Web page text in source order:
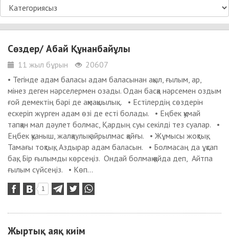
Сөздер/ Абай Құнанбайұлы
11 жыл бұрын
20607
• Тегінде адам баласы адам баласынан ақыл, ғылым, ар,
мінез деген нәрселермен озады. Одан басқа нәрсемен оздым
ғой демектің бәрі де ақмақшылық... • Естілердің сөздерін
ескеріп жүрген адам өзі де есті болады. • Еңбек қумай
тапқан мал дәулет болмас, Қардың суы секілді тез суалар. •
Еңбек қуаныш, жалқаулық айрылмас қайғы. • Жұмысы жоқтық,
Тамағы тоқтық, Аздырар адам баласын. • Болмасаң да ұқсап
бақ, Бір ғылымды көрсеңіз. Ондай болмақ қайда деп, Айтпа
ғылым сүйсеңіз. • Көп...
1
Жыртық аяқ киім